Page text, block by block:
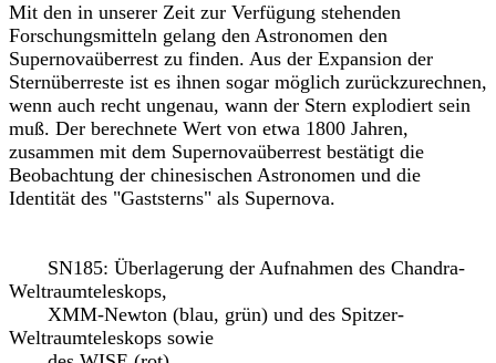
Mit den in unserer Zeit zur Verfügung stehenden
Forschungsmitteln gelang den Astronomen den
Supernovaüberrest zu finden. Aus der Expansion der
Sternüberreste ist es ihnen sogar möglich zurückzurechnen,
wenn auch recht ungenau, wann der Stern explodiert sein
muß. Der berechnete Wert von etwa 1800 Jahren,
zusammen mit dem Supernovaüberrest bestätigt die
Beobachtung der chinesischen Astronomen und die
Identität des "Gaststerns" als Supernova.
SN185: Überlagerung der Aufnahmen des Chandra-
Weltraumteleskops,
XMM-Newton (blau, grün) und des Spitzer-
Weltraumteleskops sowie